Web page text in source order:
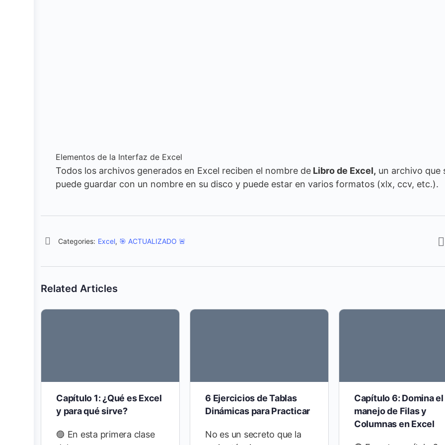
Elementos de la Interfaz de Excel
Todos los archivos generados en Excel reciben el nombre de Libro de Excel, un archivo que
puede guardar con un nombre en su disco y puede estar en varios formatos (xlx, ccv, etc.).
Categories: Excel, 🎯 ACTUALIZADO 🚨
Related Articles
Capítulo 1: ¿Qué es Excel
y para qué sirve?
🟣 En esta primera clase
6 Ejercicios de Tablas
Dinámicas para Practicar
No es un secreto que la
Capítulo 6: Domina el
manejo de Filas y
Columnas en Excel